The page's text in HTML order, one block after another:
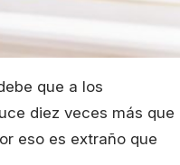
que a los
diez veces más que
eso es extraño que